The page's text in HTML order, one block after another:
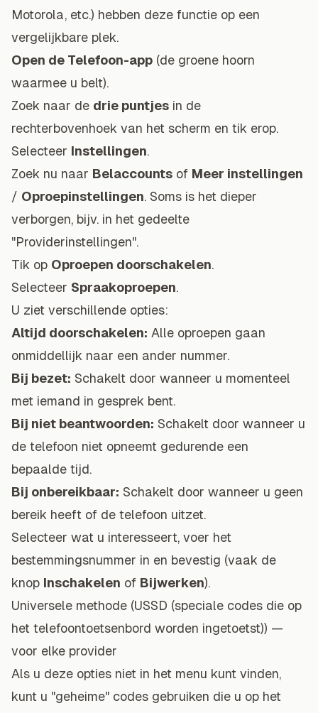
Motorola, etc.) hebben deze functie op een
vergelijkbare plek.
Open de Telefoon-app (de groene hoorn
waarmee u belt).
Zoek naar de drie puntjes in de
rechterbovenhoek van het scherm en tik erop.
Selecteer Instellingen.
Zoek nu naar Belaccounts of Meer instellingen
/ Oproepinstellingen. Soms is het dieper
verborgen, bijv. in het gedeelte
"Providerinstellingen".
Tik op Oproepen doorschakelen.
Selecteer Spraakoproepen.
U ziet verschillende opties:
Altijd doorschakelen: Alle oproepen gaan
onmiddellijk naar een ander nummer.
Bij bezet: Schakelt door wanneer u momenteel
met iemand in gesprek bent.
Bij niet beantwoorden: Schakelt door wanneer u
de telefoon niet opneemt gedurende een
bepaalde tijd.
Bij onbereikbaar: Schakelt door wanneer u geen
bereik heeft of de telefoon uitzet.
Selecteer wat u interesseert, voer het
bestemmingsnummer in en bevestig (vaak de
knop Inschakelen of Bijwerken).
Universele methode (USSD (speciale codes die op
het telefoontoetsenbord worden ingetoetst)) —
voor elke provider
Als u deze opties niet in het menu kunt vinden,
kunt u "geheime" codes gebruiken die u op het